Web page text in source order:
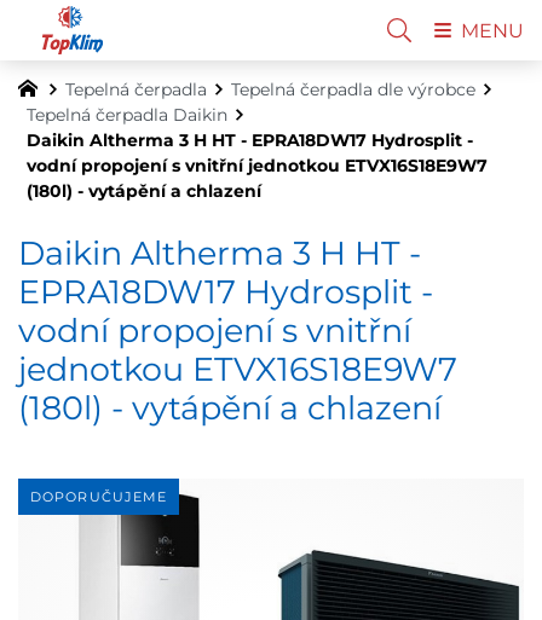
Tepelná čerpadla
Tepelná čerpadla dle výrobce
Tepelná čerpadla Daikin
Daikin Altherma 3 H HT - EPRA18DW17 Hydrosplit -
vodní propojení s vnitřní jednotkou ETVX16S18E9W7
(180l) - vytápění a chlazení
Daikin Altherma 3 H HT -
EPRA18DW17 Hydrosplit -
vodní propojení s vnitřní
jednotkou ETVX16S18E9W7
(180l) - vytápění a chlazení
DOPORUČUJEME
MENU